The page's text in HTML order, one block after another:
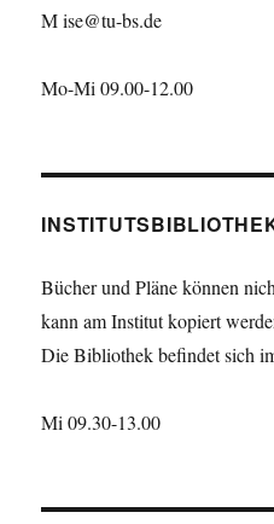
M ise@tu-bs.de
Mo-Mi 09.00-12.00
Bücher und Pläne können
kann am Institut kopiert
Die Bibliothek befindet sich
Mi 09.30-13.00